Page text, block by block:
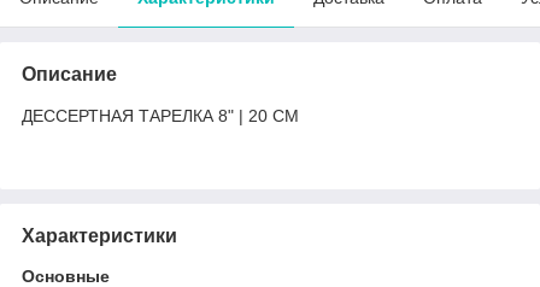
Описание
ДЕССЕРТНАЯ ТАРЕЛКА 8" | 20 CM
Характеристики
Основные